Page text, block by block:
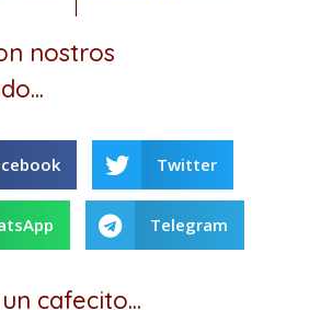
nostros
Twitter
Telegram
cafecito...